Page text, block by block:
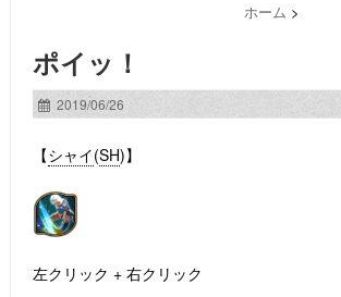
ホーム >
ポイッ！
2019/06/26
【シャイ(SH)】
左クリック + 右クリック